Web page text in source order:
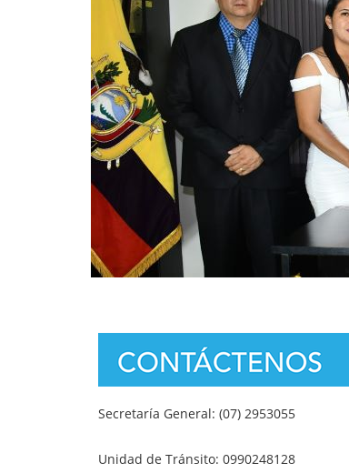
Secretaría General: (07) 2953055
Unidad de Tránsito: 0990248128